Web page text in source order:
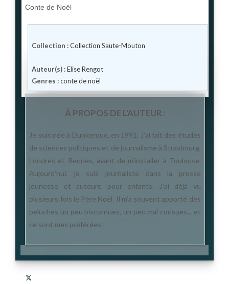
Conte de Noël
Collection : Collection Saute-Mouton
Auteur(s) : Elise Rengot
Genres : conte de noël
À PROPOS DE L'AUTEUR :
Je suis née à Dunkerque, en 1991. J’ai fait des études
de sciences politiques et de journalisme à Strasbourg,
Londres et Rennes, avant de m’installer à Toulouse.
Aujourd’hui, je suis journaliste dans la presse
jeunesse et auteure pour enfants. J’ai déjà vu
plusieurs fois le Père Noël. Il m’a souvent apporté des
peluches un peu biscornues, un peu mal cousues... et
ce sont mes préférées !